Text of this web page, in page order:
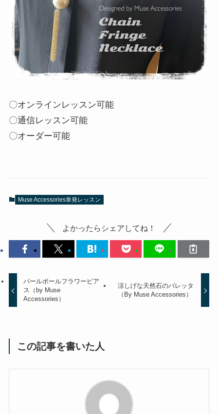
〇オンラインレッスン可能
〇通信レッスン可能
〇オーダー可能
Muse Accessories単発レッスン
よかったらシェアしてね！
パールボールフラワーピア
ス（by Muse
Accessories）
涼しげな天然石のバレッタ
（By Muse Accessories）
この記事を書いた人